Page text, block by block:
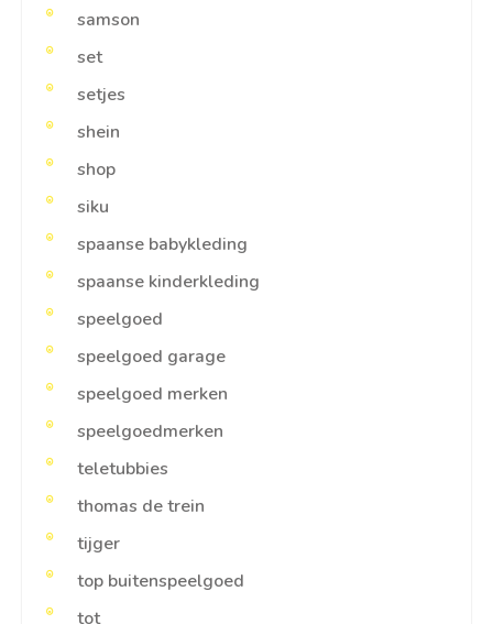
samson
set
setjes
shein
shop
siku
spaanse babykleding
spaanse kinderkleding
speelgoed
speelgoed garage
speelgoed merken
speelgoedmerken
teletubbies
thomas de trein
tijger
top buitenspeelgoed
tot